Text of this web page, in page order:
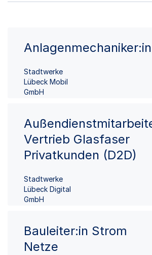
Anlagenmechaniker:in
Stadtwerke
Lübeck Mobil
GmbH
Vertrieb Glasfaser
Privatkunden (D2D)
Stadtwerke
Lübeck Digital
GmbH
Bauleiter:in Strom
Netze